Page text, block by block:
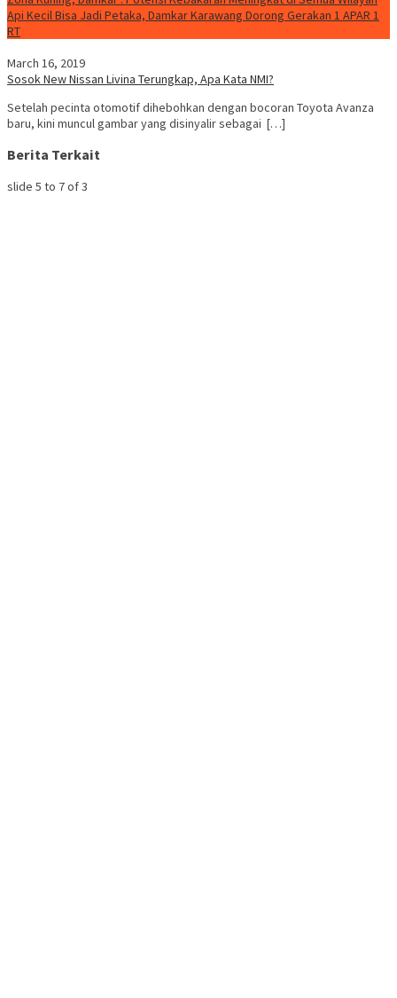
Api Kecil Bisa Jadi Petaka, Damkar Karawang Dorong Gerakan 1 APAR 1
RT
March 16, 2019
Sosok New Nissan Livina Terungkap, Apa Kata NMI?
Setelah pecinta otomotif dihebohkan dengan bocoran Toyota Avanza
baru, kini muncul gambar yang disinyalir sebagai […]
Berita Terkait
slide 5 to 7of 3